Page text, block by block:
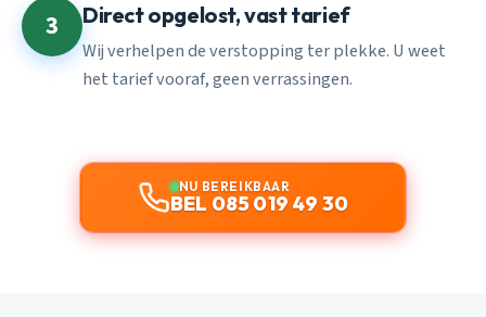
3 Direct opgelost, vast tarief
Wij verhelpen de verstopping ter plekke. U weet
het tarief vooraf, geen verrassingen.
NU BEREIKBAAR
BEL 085 019 49 30